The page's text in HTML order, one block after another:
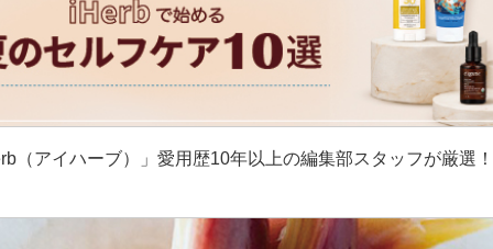
（アイハーブ）」愛用歴10年以上の編集部スタッフが厳選